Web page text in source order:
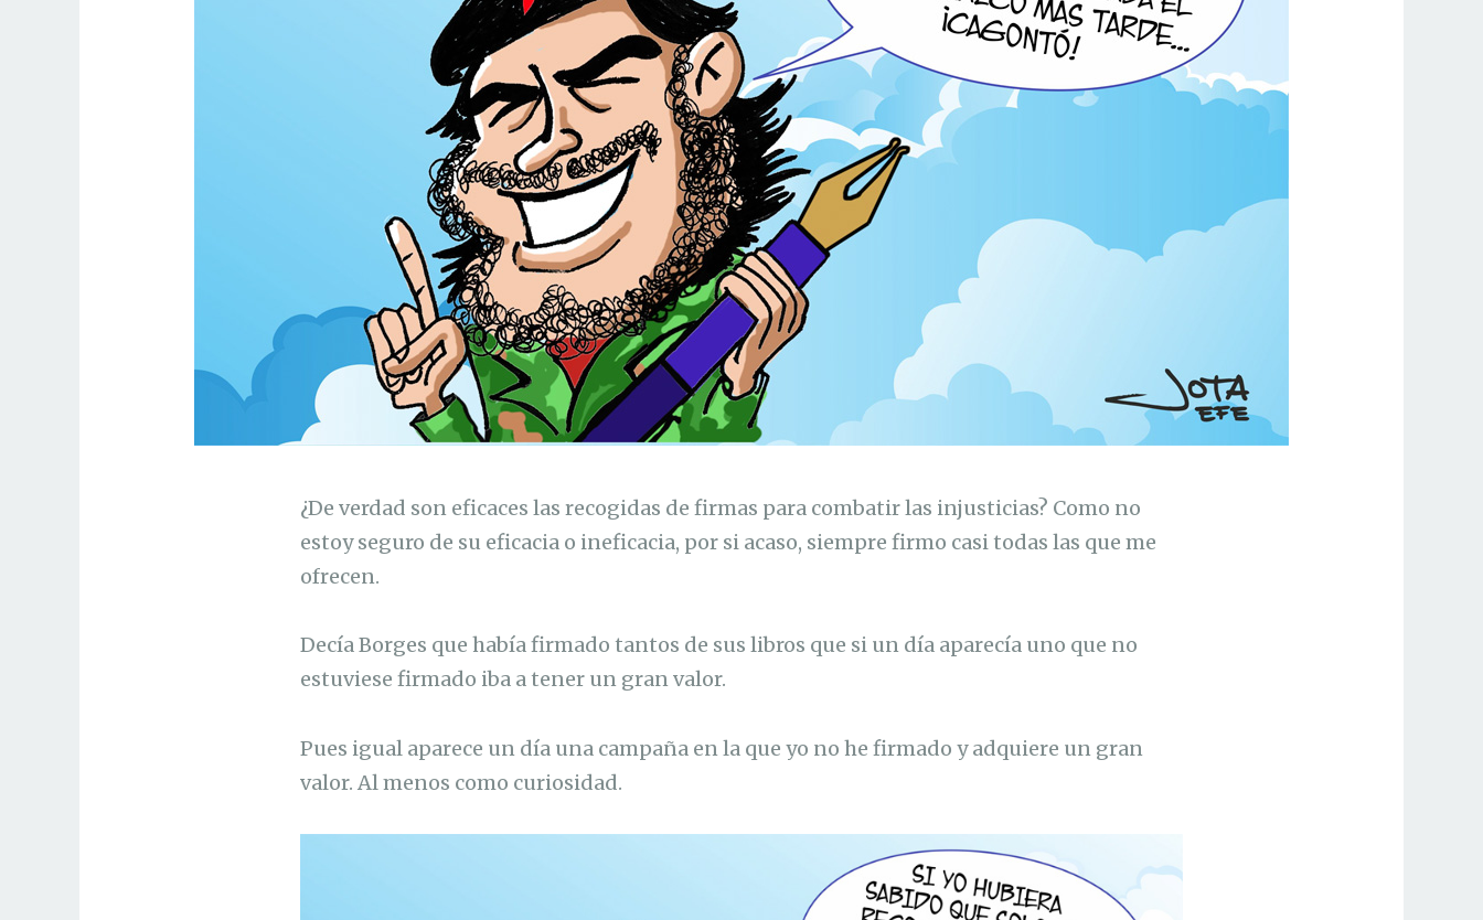
¿De verdad son eficaces las recogidas de firmas para combatir las injusticias? Como no
estoy seguro de su eficacia o ineficacia, por si acaso, siempre firmo casi todas las que me
ofrecen.
Decía Borges que había firmado tantos de sus libros que si un día aparecía uno que no
estuviese firmado iba a tener un gran valor.
Pues igual aparece un día una campaña en la que yo no he firmado y adquiere un gran
valor. Al menos como curiosidad.